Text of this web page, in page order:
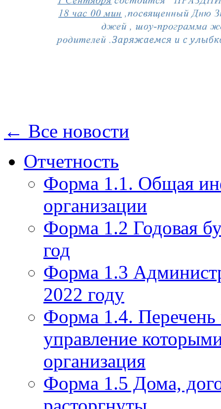
← Все новости
Отчетность
Форма 1.1. Общая
организации
Форма 1.2 Годовая
год
Форма 1.3
2022 году
Форма 1.4.
управление
организация
Форма 1.5 Дома,